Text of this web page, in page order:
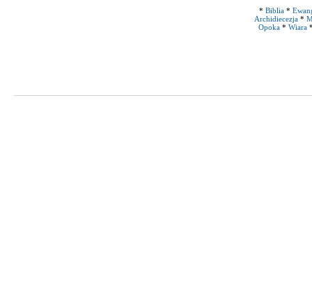
* Biblia*
Archidiecezja*
Opoka * Wiara